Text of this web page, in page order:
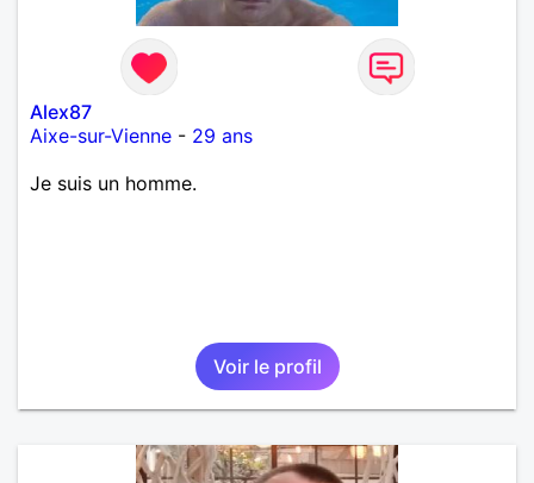
Alex87
Aixe-sur-Vienne - 29 ans
Je suis un homme.
Voir le profil